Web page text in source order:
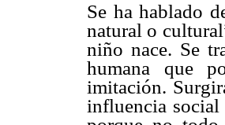
Se ha hablado
natural o
niño nace. Se
humana que
imitación.
influencia